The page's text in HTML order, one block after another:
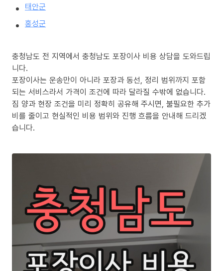
태안군
홍성군
충청남도 전 지역에서 충청남도 포장이사 비용 상담을 도와드립
니다.
포장이사는 운송만이 아니라 포장과 동선, 정리 범위까지 포함
되는 서비스라서 가격이 조건에 따라 달라질 수밖에 없습니다.
짐 양과 현장 조건을 미리 정확히 공유해 주시면, 불필요한 추가
비를 줄이고 현실적인 비용 범위와 진행 흐름을 안내해 드리겠
습니다.